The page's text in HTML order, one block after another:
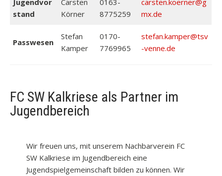
Jugendvor
stand
Carsten
Körner
0163-
8775259
carsten.koerner@g
mx.de
Passwesen
Stefan
Kamper
0170-
7769965
stefan.kamper@tsv
-venne.de
FC SW Kalkriese als Partner im
Jugendbereich
Wir freuen uns, mit unserem Nachbarverein FC
SW Kalkriese im Jugendbereich eine
Jugendspielgemeinschaft bilden zu können. Wir